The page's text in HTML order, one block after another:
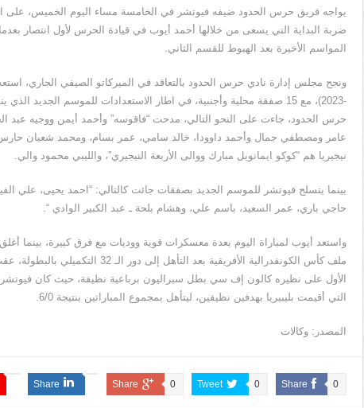
يواجه فريق حرس الحدود ضيفه فيوتشر في الخامسة مساء اليوم الخميس، على
ضربة البداية التي يسعى من خلالها أحمد أيوب في قيادة الحرس لأول انتصار
المواسم الأخيرة بعد الهبوط للقسم الثاني.
حرس الحدود، جاءت على النحو التالي، مدحت “فاقوسه” وأحمد أيمن ووجيه عبد
نيجيريا هم “كوكو ايمانويل مبارك ووالى الأربعة النيجيري”، والليبي محمود والي.
بينما يتسلح فيوتشر للموسم الجديد بصفقات جائت كالتالي: “احمد يحيى، علي
حاجي باري، عمر السعيد، باسم علي، وهشام بلحة ـ عبد الكبير الوادي “.
واستعد أيوب لمباراة اليوم بعدة معسكرات قوية ووديات مع فرق كبيرة، بينما
الأول على نظيره كالون إف سي بطل سيراليون برباعية نظيفة، حيث كان فيوتشر
التي أقيمت بليبيريا بهدفين نظيفين، ليتأهل بمجموع المباراتين بنتيجة 6/0.
المصدر: وكالات
Share 0
Tweet 0
Share 0
Share